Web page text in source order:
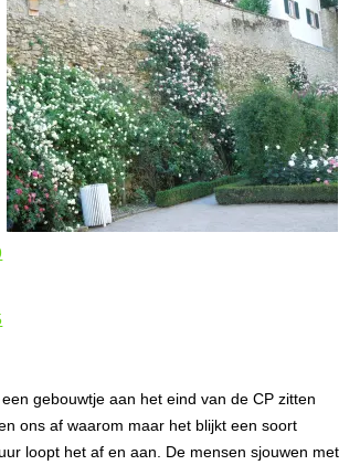
gebouwtje aan het eind van de CP zitten
ons af waarom maar het blijkt een soort
loopt het af en aan. De mensen sjouwen met